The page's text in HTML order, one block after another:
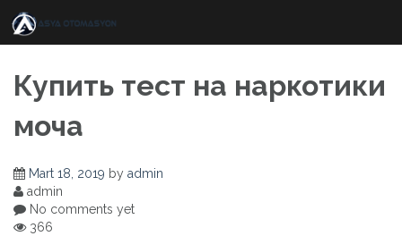
content
Купить тест на наркотики
моча
Mart 18, 2019 by admin
admin
No comments yet
366